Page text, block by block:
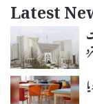
Latest